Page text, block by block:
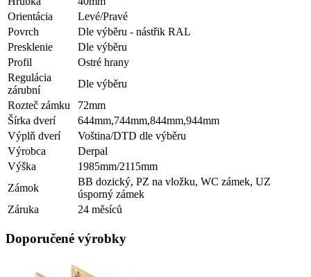
Orientácia
Levé/Pravé
Povrch
Dle výběru - nástřik RAL
Presklenie
Dle výběru
Profil
Ostré hrany
Regulácia
zárubní
Dle výběru
Rozteč zámku
72mm
Šírka dverí
644mm,744mm,844mm,944mm
Výplň dverí
Voština/DTD dle výběru
Výrobca
Derpal
Výška
1985mm/2115mm
Zámok
BB dozický, PZ na vložku, WC zámek, UZ
úsporný zámek
Záruka
24 měsíců
Doporučené výrobky